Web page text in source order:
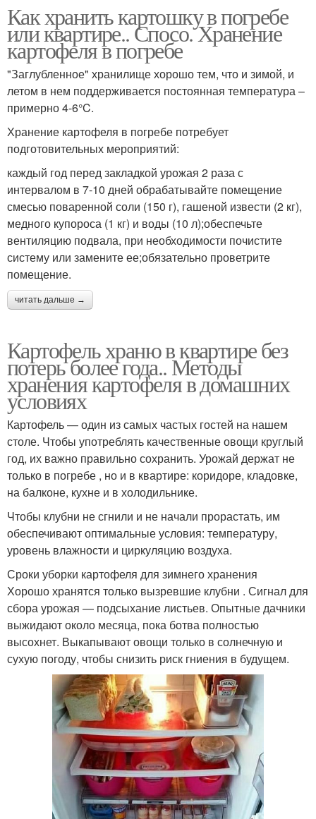
Как хранить картошку в погребе
или квартире.. Спосо. Хранение
картофеля в погребе
"Заглубленное" хранилище хорошо тем, что и зимой, и
летом в нем поддерживается постоянная температура –
примерно 4-6°C.
Хранение картофеля в погребе потребует
подготовительных мероприятий:
каждый год перед закладкой урожая 2 раза с
интервалом в 7-10 дней обрабатывайте помещение
смесью поваренной соли (150 г), гашеной извести (2 кг),
медного купороса (1 кг) и воды (10 л);обеспечьте
вентиляцию подвала, при необходимости почистите
систему или замените ее;обязательно проветрите
помещение.
читать дальше →
Картофель храню в квартире без
потерь более года.. Методы
хранения картофеля в домашних
условиях
Картофель — один из самых частых гостей на нашем
столе. Чтобы употреблять качественные овощи круглый
год, их важно правильно сохранить. Урожай держат не
только в погребе , но и в квартире: коридоре, кладовке,
на балконе, кухне и в холодильнике.
Чтобы клубни не сгнили и не начали прорастать, им
обеспечивают оптимальные условия: температуру,
уровень влажности и циркуляцию воздуха.
Сроки уборки картофеля для зимнего хранения
Хорошо хранятся только вызревшие клубни . Сигнал для
сбора урожая — подсыхание листьев. Опытные дачники
выжидают около месяца, пока ботва полностью
высохнет. Выкапывают овощи только в солнечную и
сухую погоду, чтобы снизить риск гниения в будущем.